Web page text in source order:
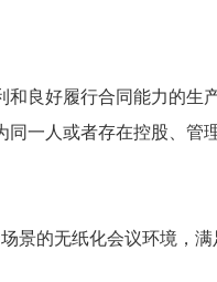
良好履行合同能力的生
一人或者存在控股、管
景的无纸化会议环境，